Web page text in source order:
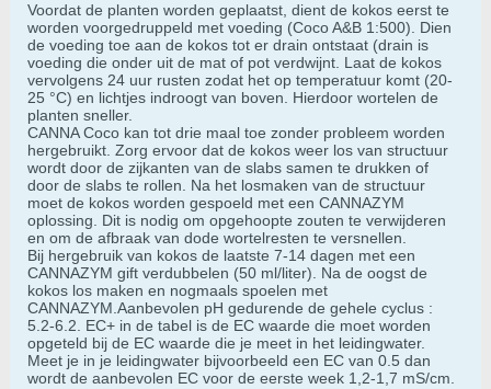
Voordat de planten worden geplaatst, dient de kokos eerst te
worden voorgedruppeld met voeding (Coco A&B 1:500). Dien
de voeding toe aan de kokos tot er drain ontstaat (drain is
voeding die onder uit de mat of pot verdwijnt. Laat de kokos
vervolgens 24 uur rusten zodat het op temperatuur komt (20-
25 °C) en lichtjes indroogt van boven. Hierdoor wortelen de
planten sneller.
CANNA Coco kan tot drie maal toe zonder probleem worden
hergebruikt. Zorg ervoor dat de kokos weer los van structuur
wordt door de zijkanten van de slabs samen te drukken of
door de slabs te rollen. Na het losmaken van de structuur
moet de kokos worden gespoeld met een CANNAZYM
oplossing. Dit is nodig om opgehoopte zouten te verwijderen
en om de afbraak van dode wortelresten te versnellen.
Bij hergebruik van kokos de laatste 7-14 dagen met een
CANNAZYM gift verdubbelen (50 ml/liter). Na de oogst de
kokos los maken en nogmaals spoelen met
CANNAZYM.Aanbevolen pH gedurende de gehele cyclus :
5.2-6.2. EC+ in de tabel is de EC waarde die moet worden
opgeteld bij de EC waarde die je meet in het leidingwater.
Meet je in je leidingwater bijvoorbeeld een EC van 0.5 dan
wordt de aanbevolen EC voor de eerste week 1,2-1,7 mS/cm.